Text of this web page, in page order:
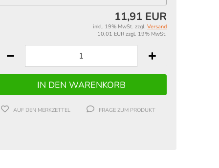
11,91 EUR
inkl. 19% MwSt. zzgl. Versand
10,01 EUR zzgl. 19% MwSt.
AUF DEN MERKZETTEL FRAGE ZUM PRODUKT